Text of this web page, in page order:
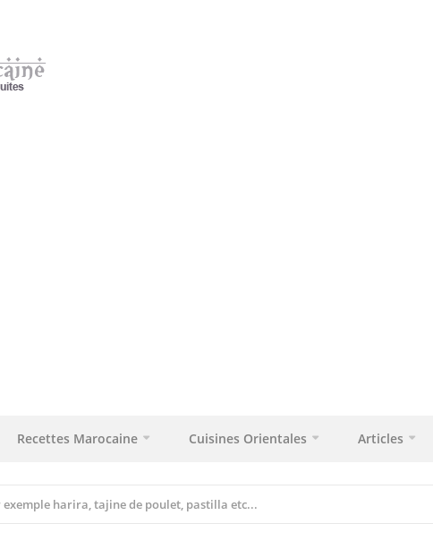
Recettes Marocaine Cuisines Orientales Articles